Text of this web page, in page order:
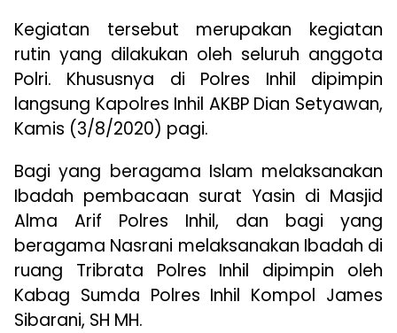
Kegiatan tersebut merupakan kegiatan
rutin yang dilakukan oleh seluruh anggota
Polri. Khususnya di Polres Inhil dipimpin
langsung Kapolres Inhil AKBP Dian Setyawan,
Kamis (3/8/2020) pagi.
Bagi yang beragama Islam melaksanakan
Ibadah pembacaan surat Yasin di Masjid
Alma Arif Polres Inhil, dan bagi yang
beragama Nasrani melaksanakan Ibadah di
ruang Tribrata Polres Inhil dipimpin oleh
Kabag Sumda Polres Inhil Kompol James
Sibarani, SH MH.